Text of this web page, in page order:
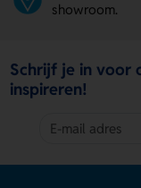
showroom.
Schrijf je in voor
inspireren!